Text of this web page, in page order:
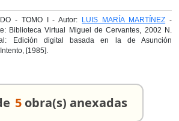
- TOMO I - Autor: LUIS MARÍA MARTÍNEZ -
Biblioteca Virtual Miguel de Cervantes, 2002 N.
Edición digital basada en la de Asunción
[1985].
5 obra(s) anexadas